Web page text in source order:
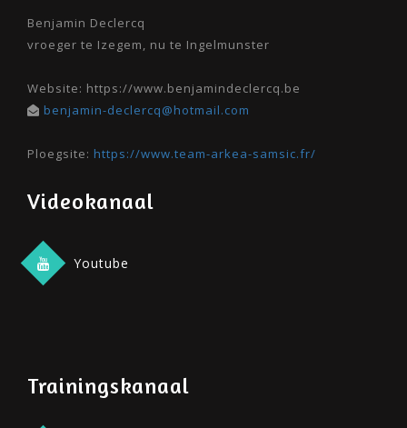
Benjamin Declercq
vroeger te Izegem, nu te Ingelmunster
Website: https://www.benjamindeclercq.be
benjamin-declercq@hotmail.com
Ploegsite: https://www.team-arkea-samsic.fr/
Videokanaal
Youtube
Trainingskanaal